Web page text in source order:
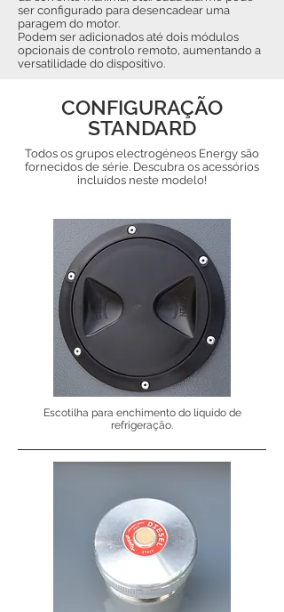
ser configurado para desencadear uma
paragem do motor.
Podem ser adicionados até dois módulos
opcionais de controlo remoto, aumentando a
versatilidade do dispositivo.
CONFIGURAÇÃO
STANDARD
Todos os grupos electrogéneos Energy são
fornecidos de série. Descubra os acessórios
incluídos neste modelo!
Escotilha para enchimento do líquido de
refrigeração.